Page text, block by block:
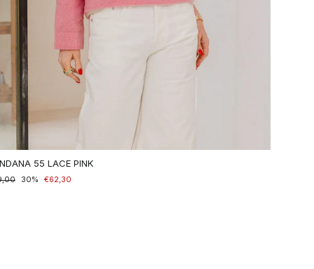
55 LACE PINK
30% €62,30